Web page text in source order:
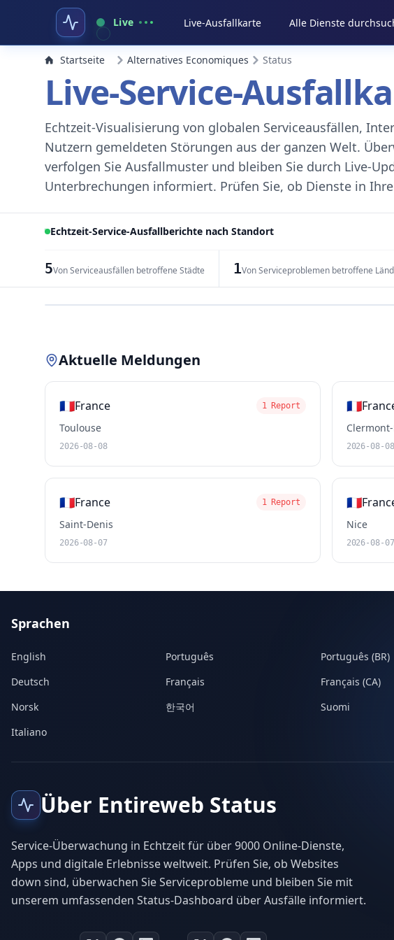
Live Live-Ausfallkarte Alle Dienste
Startseite Alternatives Economiques Status
Live-Service-
Echtzeit-Visualisierung von globalen Serviceausfällen,
Nutzern gemeldeten Störungen aus der ganzen Welt.
verfolgen Sie Ausfallmuster und bleiben Sie durch Live-
Unterbrechungen informiert. Prüfen Sie, ob Dienste in
Echtzeit-Service-Ausfallberichte nach Standort
5Von Serviceausfällen betroffene Städte 1Von Serviceproblemen betroffene
Aktuelle Meldungen
🇫🇷France 1 Report
Toulouse
2026-08-08
🇫🇷
2026-08-08
🇫🇷France 1 Report
Saint-Denis
2026-08-07
🇫🇷
Nice
2026-08-07
Sprachen
English Português Português (BR)
Deutsch
Français Français (CA)
Norsk
한국어 Suomi
Italiano
Über Entireweb Status
Service-Überwachung in Echtzeit für über 9000 Online-Dienste,
Apps und digitale Erlebnisse weltweit. Prüfen Sie, ob Websites
down sind, überwachen Sie Serviceprobleme und bleiben Sie mit
unserem umfassenden Status-Dashboard über Ausfälle informiert.